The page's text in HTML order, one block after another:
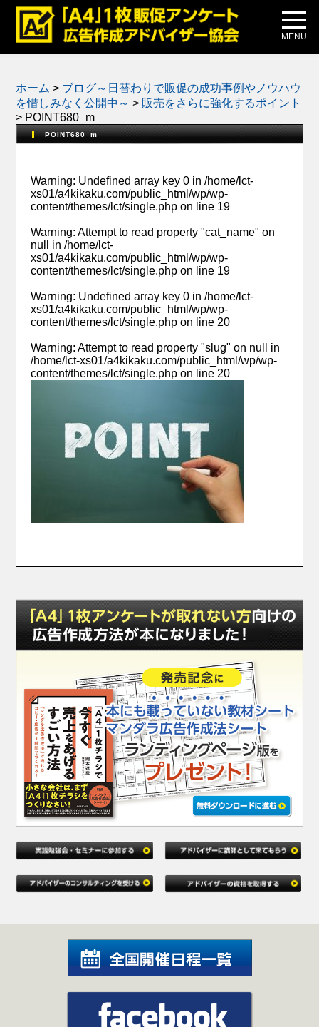
MENU
メディア掲載
公式ブログ
ホーム > ブログ～日替わりで販促の成功事例やノウハウ
を惜しみなく公開中～ > 販売をさらに強化するポイント
> POINT680_m
POINT680_m
Warning: Undefined array key 0 in/home/lct-
xs01/a4kikaku.com/public_html/wp/wp-
content/themes/lct/single.php on line 19
Warning: Attempt to read property "cat_name" on
null in/home/lct-
xs01/a4kikaku.com/public_html/wp/wp-
content/themes/lct/single.php on line 19
Warning: Undefined array key 0 in/home/lct-
xs01/a4kikaku.com/public_html/wp/wp-
content/themes/lct/single.php on line 20
Warning: Attempt to read property "slug" on null in
/home/lct-xs01/a4kikaku.com/public_html/wp/wp-
content/themes/lct/single.php on line 20